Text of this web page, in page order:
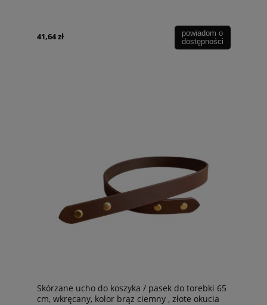
41,64 zł
powiadom o
dostępności
Skórzane ucho do koszyka / pasek do torebki 65
cm, wkręcany, kolor brąz ciemny , złote okucia